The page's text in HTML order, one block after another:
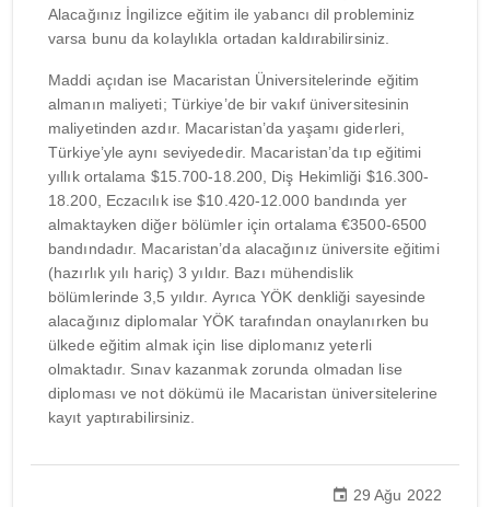
Alacağınız İngilizce eğitim ile yabancı dil probleminiz
varsa bunu da kolaylıkla ortadan kaldırabilirsiniz.
Maddi açıdan ise Macaristan Üniversitelerinde eğitim
almanın maliyeti; Türkiye’de bir vakıf üniversitesinin
maliyetinden azdır. Macaristan’da yaşamı giderleri,
Türkiye’yle aynı seviyededir. Macaristan’da tıp eğitimi
yıllık ortalama $15.700-18.200, Diş Hekimliği $16.300-
18.200, Eczacılık ise $10.420-12.000 bandında yer
almaktayken diğer bölümler için ortalama €3500-6500
bandındadır. Macaristan’da alacağınız üniversite eğitimi
(hazırlık yılı hariç) 3 yıldır. Bazı mühendislik
bölümlerinde 3,5 yıldır. Ayrıca YÖK denkliği sayesinde
alacağınız diplomalar YÖK tarafından onaylanırken bu
ülkede eğitim almak için lise diplomanız yeterli
olmaktadır. Sınav kazanmak zorunda olmadan lise
diploması ve not dökümü ile Macaristan üniversitelerine
kayıt yaptırabilirsiniz.
29 Ağu 2022